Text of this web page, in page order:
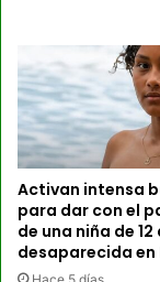
Activan intensa
para dar con el
de una niña de 12
desaparecida